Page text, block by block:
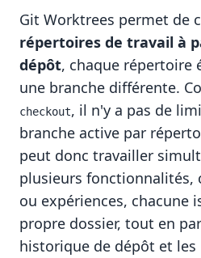
Git Worktrees permet de
répertoires de travail à
dépôt, chaque répertoire
une branche différente.
checkout, il n'y a pas de
branche active par
peut donc travailler
plusieurs fonctionnalités,
ou expériences, chacune
propre dossier, tout en
historique de dépôt et les